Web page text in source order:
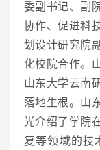
委副书记、副
协作、促进科
划设计研究院
化校院合作。
山东大学云南
落地生根。山
光介绍了学院
复等领域的技